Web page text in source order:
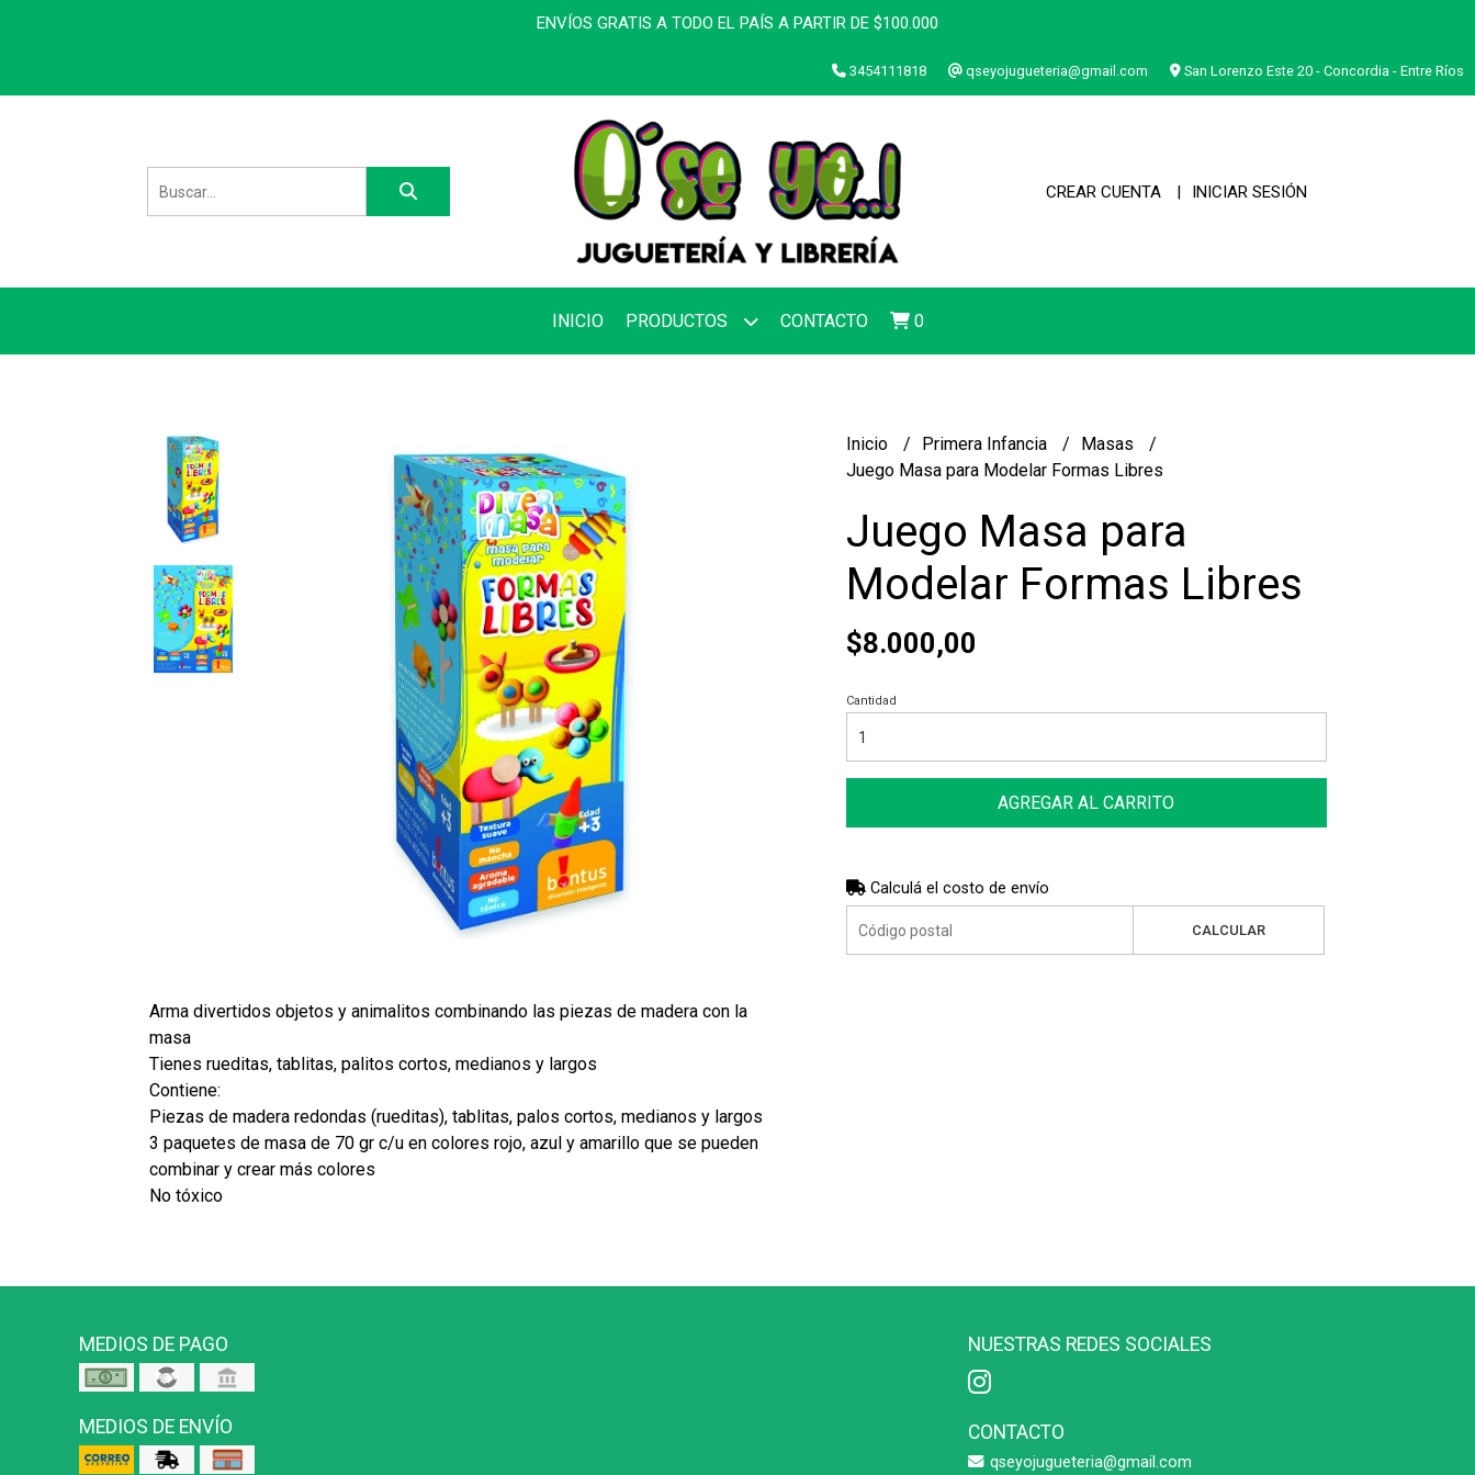
ENVÍOS GRATIS A TODO EL PAÍS A PARTIR DE $100.000
3454111818 qseyojugueteria@gmail.com San Lorenzo Este 20 - Concordia - Entre Ríos
CREAR CUENTA INICIAR SESIÓN
INICIO PRODUCTOS CONTACTO 0
Arma divertidos objetos y animalitos combinando las piezas de madera con la
masa
Tienes rueditas, tablitas, palitos cortos, medianos y largos
Contiene:
Piezas de madera redondas (rueditas), tablitas, palos cortos, medianos y largos
3 paquetes de masa de 70 gr c/u en colores rojo, azul y amarillo que se pueden
combinar y crear más colores
No tóxico
Inicio Primera Infancia
Masas
Juego Masa para Modelar Formas Libres
Juego Masa para
Modelar Formas Libres
$8.000,00
Cantidad
AGREGAR AL CARRITO
Calculá el costo de envío
CALCULAR
MEDIOS DE PAGO
MEDIOS DE ENVÍO
NUESTRAS REDES SOCIALES
CONTACTO
qseyojugueteria@gmail.com